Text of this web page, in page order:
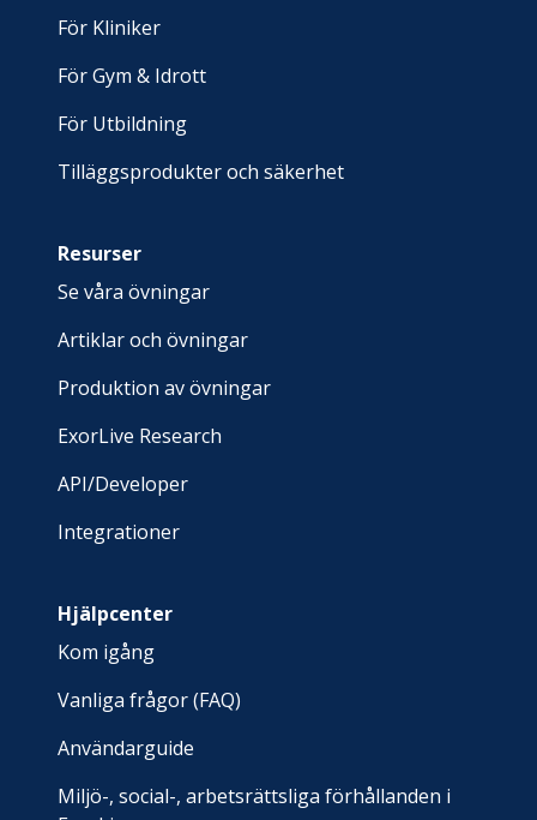
För Kliniker
För Gym & Idrott
För Utbildning
Tilläggsprodukter och säkerhet
Resurser
Se våra övningar
Artiklar och övningar
Produktion av övningar
ExorLive Research
API/Developer
Integrationer
Hjälpcenter
Kom igång
Vanliga frågor (FAQ)
Användarguide
Miljö-, social-, arbetsrättsliga förhållanden i